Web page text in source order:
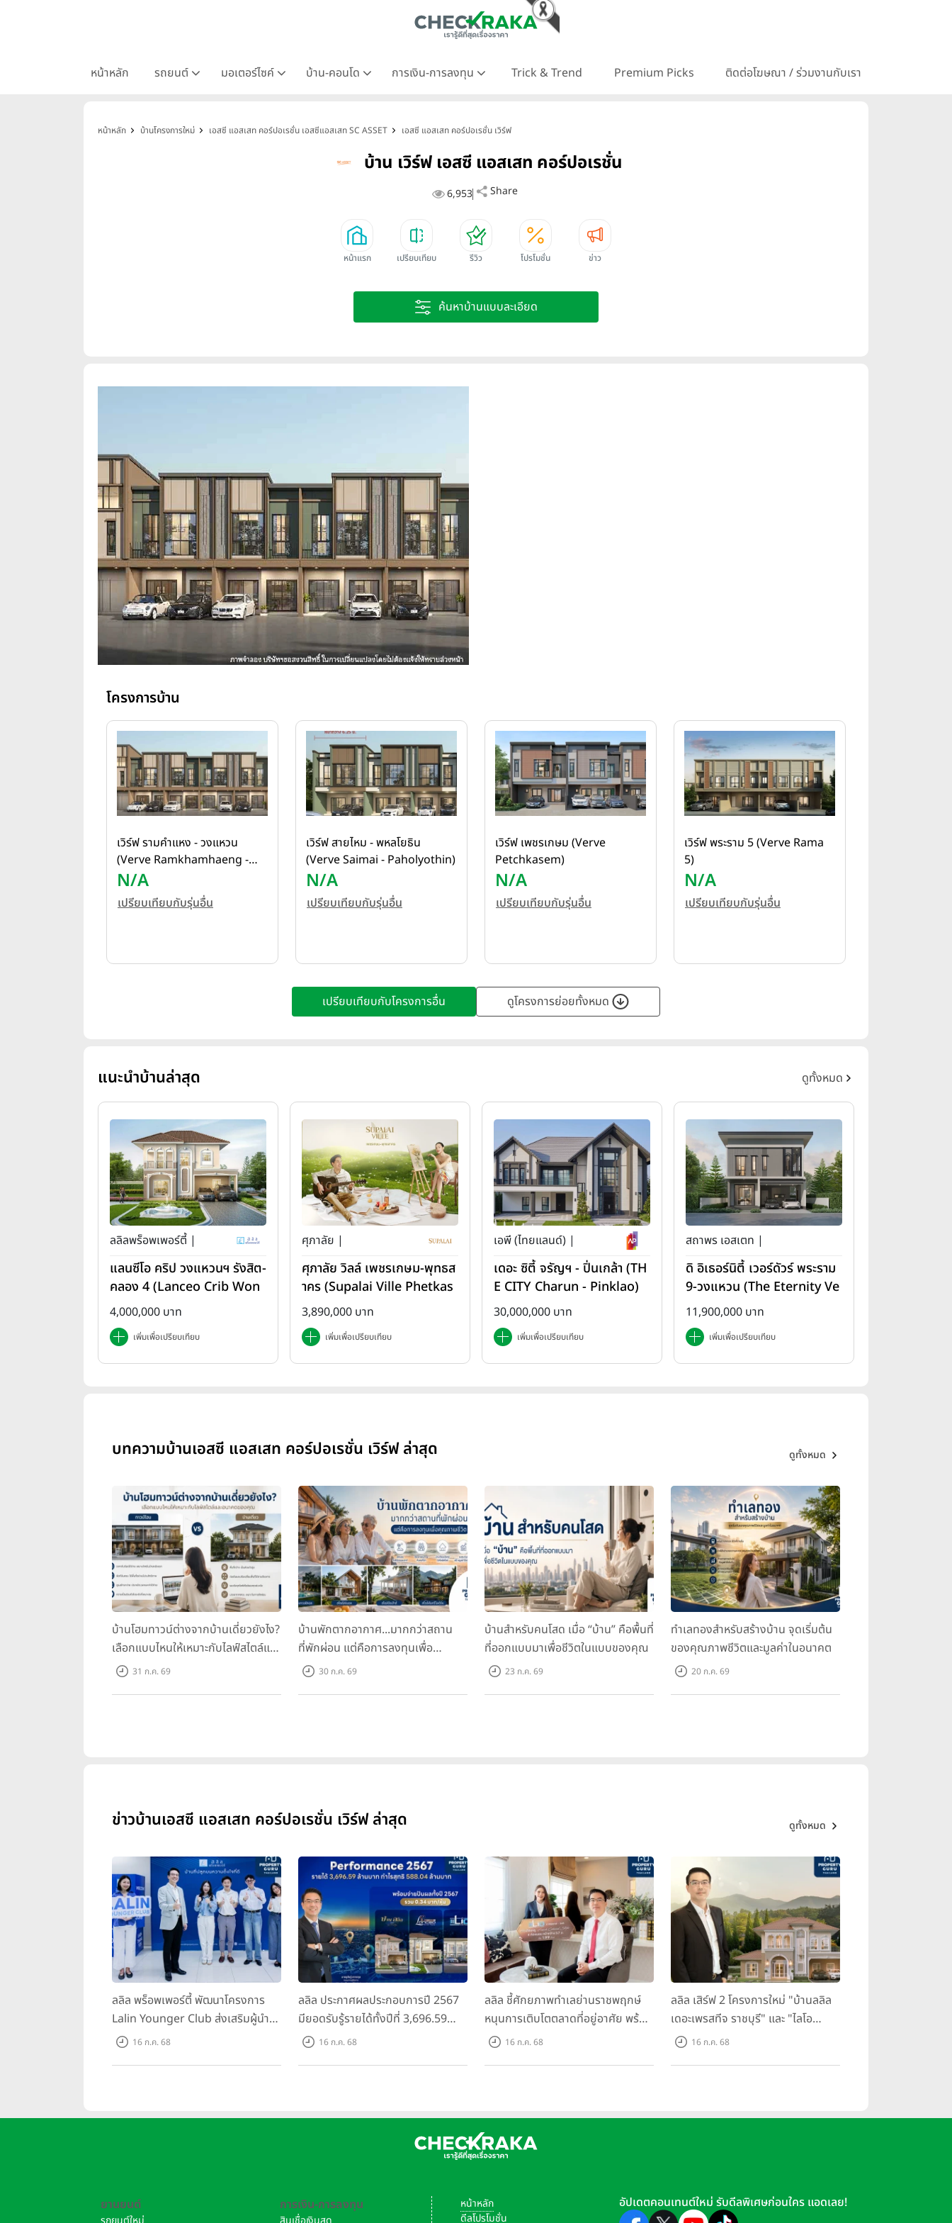
หน้าหลัก รถยนต์ มอเตอร์ไซค์ บ้าน-คอนโด การเงิน-การลงทุน Trick & Trend Premium Picks ติดต่อโฆษณา / ร่วมงานกับเรา
หน้าหลัก บ้านโครงการใหม่ เอสซี แอสเสท คอร์ปอเรชั่น เอสซีแอสเสท SC ASSET เอสซี แอสเสท คอร์ปอเรชั่น เวิร์ฟ
บ้าน เวิร์ฟ เอสซี แอสเสท คอร์ปอเรชั่น
6,953 Share
หน้าแรก เปรียบเทียบ รีวิว โปรโมชั่น ข่าว
ค้นหาบ้านแบบละเอียด
โครงการบ้าน
เวิร์ฟ รามคำแหง - วงแหวน
(Verve Ramkhamhaeng -
Wongwaen)
N/A
เปรียบเทียบกับรุ่นอื่น
เวิร์ฟ สายไหม - พหลโยธิน
(Verve Saimai - Paholyothin)
N/A
เปรียบเทียบกับรุ่นอื่น
เวิร์ฟ เพชรเกษม (Verve
Petchkasem)
N/A
เปรียบเทียบกับรุ่นอื่น
เวิร์ฟ พระราม 5 (Verve Rama
5)
N/A
เปรียบเทียบกับรุ่นอื่น
เปรียบเทียบกับโครงการอื่น ดูโครงการย่อยทั้งหมด
แนะนำบ้านล่าสุด ดูทั้งหมด
ลลิลพร็อพเพอร์ตี้ |
แลนซีโอ คริป วงแหวนฯ รังสิต-
คลอง 4 (Lanceo Crib Won
gwan Rangsit-Khlong4)
4,000,000 บาท
เพิ่มเพื่อเปรียบเทียบ
ศุภาลัย |
ศุภาลัย วิลล์ เพชรเกษม-พุทธส
าคร (Supalai Ville Phetkas
em-Phutthasakorn)
3,890,000 บาท
เพิ่มเพื่อเปรียบเทียบ
เอพี (ไทยแลนด์) |
เดอะ ซิตี้ จรัญฯ - ปิ่นเกล้า (TH
E CITY Charun - Pinklao)
30,000,000 บาท
เพิ่มเพื่อเปรียบเทียบ
สถาพร เอสเตท |
ดิ อิเธอร์นิตี้ เวอร์ดัวร์ พระราม
9-วงแหวน (The Eternity Ve
rdure Rama 9-Wongwae
n)
11,900,000 บาท
เพิ่มเพื่อเปรียบเทียบ
บทความบ้านเอสซี แอสเสท คอร์ปอเรชั่น เวิร์ฟ ล่าสุด ดูทั้งหมด
บ้านโฮมทาวน์ต่างจากบ้านเดี่ยวยังไง?
เลือกแบบไหนให้เหมาะกับไลฟ์สไตล์และ
อนาคตของคุณ
31 ก.ค. 69
บ้านพักตากอากาศ...มากกว่าสถาน
ที่พักผ่อน แต่คือการลงทุนเพื่อ
คุณภาพชีวิต
30 ก.ค. 69
บ้านสำหรับคนโสด เมื่อ “บ้าน” คือพื้นที่
ที่ออกแบบมาเพื่อชีวิตในแบบของคุณ
23 ก.ค. 69
ทำเลทองสำหรับสร้างบ้าน จุดเริ่มต้น
ของคุณภาพชีวิตและมูลค่าในอนาคต
20 ก.ค. 69
ข่าวบ้านเอสซี แอสเสท คอร์ปอเรชั่น เวิร์ฟ ล่าสุด ดูทั้งหมด
ลลิล พร็อพเพอร์ตี้ พัฒนาโครงการ
Lalin Younger Club ส่งเสริมผู้นำ
รุ่นใหม่ พัฒนาองค์กรสู่อนาคต
16 ก.ค. 68
ลลิล ประกาศผลประกอบการปี 2567
มียอดรับรู้รายได้ทั้งปีที่ 3,696.59
ล้านบาท กำไรสุทธิ 588.04 ล้านบาท
16 ก.ค. 68
ลลิล ชี้ศักยภาพทำเลย่านราชพฤกษ์
หนุนการเติบโตตลาดที่อยู่อาศัย พร้อม
เปิดตัวโครงการใหม่ "ไลโอ
16 ก.ค. 68
ลลิล เสิร์ฟ 2 โครงการใหม่ "บ้านลลิล
เดอะเพรสทีจ ราชบุรี" และ "ไลโอ
ราชบุรี" บ้าน และทาวน์โฮมสไตล์
16 ก.ค. 68
ยานยนต์ การเงิน-การลงทุน
หน้าหลัก
ดีลโปรโมชั่น
อัปเดตคอนเทนต์ใหม่ รับดีลพิเศษก่อนใคร แอดเลย!